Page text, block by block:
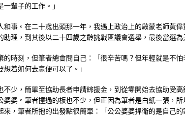
輩子的工作。」
和事。在二十歲出頭那一年，我遇上政治上的啟蒙老師黃
理，到其後以二十四歲之齡挑戰區議會選舉，最後當選為
時刻，但筆者總會問自己：「很辛苦嗎？但年輕就是不怕
着如何去贏便可以了。」
不少，簡單至協助長者申請綜援金，到從零開始去協助受
婆婆。筆者撞過的板也不少，但正因為筆者是白紙一張，
來，筆者所抱的出發點很簡單：「公公婆婆捍衛的是自己